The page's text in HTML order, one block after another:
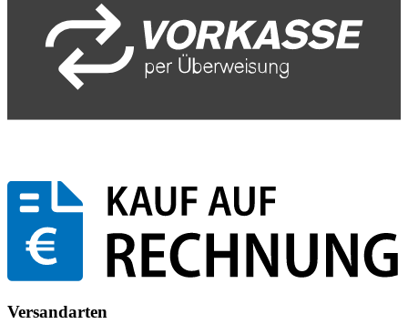
Versandarten